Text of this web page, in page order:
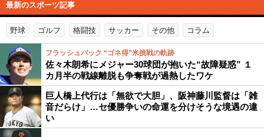
最新のスポーツ記事
野球 ゴルフ 格闘技 サッカー その他 コラム
フラッシュバック “ゴネ得”米挑戦の軌跡
佐々木朗希にメジャー30球団が抱いた“故障疑惑” １
カ月半の戦線離脱も争奪戦が過熱したワケ
巨人橋上代行は「無欲で大胆」、阪神藤川監督は「雑
音だらけ」…セ優勝争いの命運を分けそうな境遇の違
い